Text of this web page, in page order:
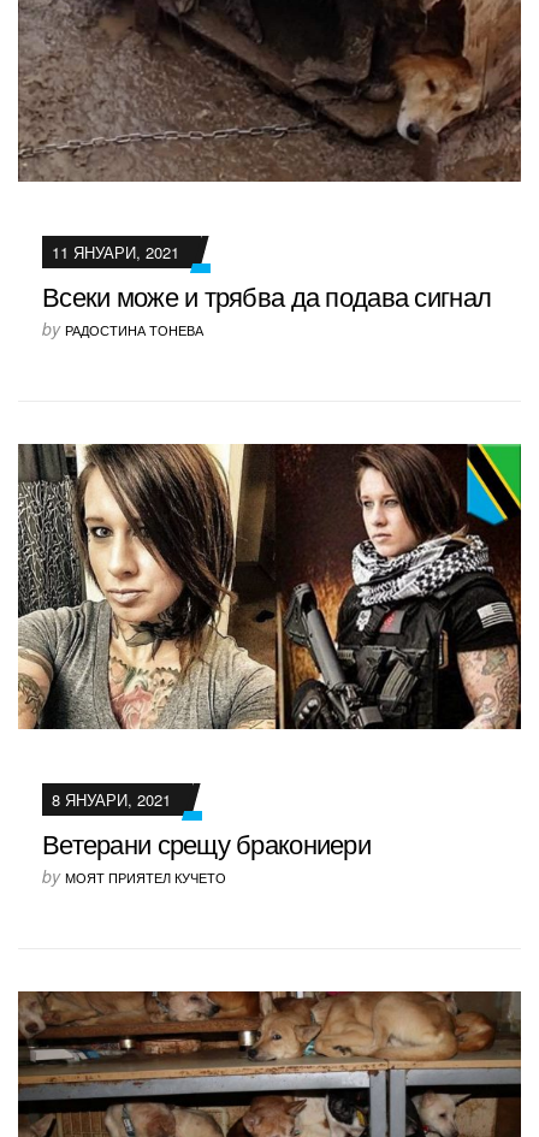
11 ЯНУАРИ, 2021
Всеки може и трябва да подава сигнал
by РАДОСТИНА ТОНЕВА
8 ЯНУАРИ, 2021
Ветерани срещу бракониери
by МОЯТ ПРИЯТЕЛ КУЧЕТО